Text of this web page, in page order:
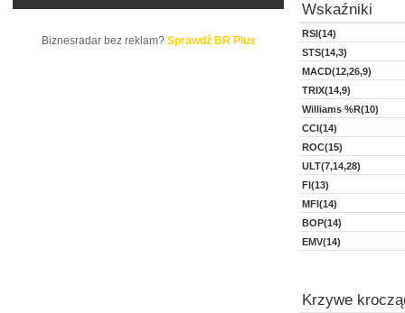
Wskaźniki
RSI(14)
STS(14,3)
MACD(12,26,9)
TRIX(14,9)
Williams %R(10)
CCI(14)
ROC(15)
ULT(7,14,28)
FI(13)
MFI(14)
BOP(14)
EMV(14)
Krzywe
Biznesradar bez reklam? Sprawdź BR Plus